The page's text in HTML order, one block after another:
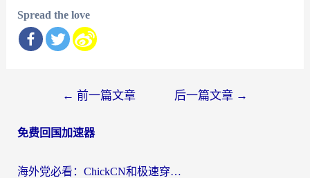
Spread the love
导
← 前一篇文章 后一篇文章 →
免费回国加速器
海外党必看：ChickCN和极速穿梭VPN好用吗？3招教你选对回国加速器无缝刷国内资源